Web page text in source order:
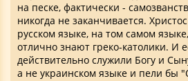
на песке, фактически -
никогда не заканчивается.
русском языке, на том самом
отлично знают греко-католики. И
действительно служили Богу и
а не украинском языке и пели бы